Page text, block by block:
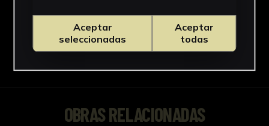
OBRAS RELACIONADAS
Aceptar
seleccionadas
Aceptar
todas